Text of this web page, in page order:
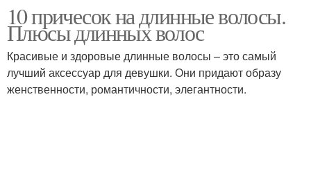
10 причесок на длинные волосы.
Плюсы длинных волос
Красивые и здоровые длинные волосы – это самый
лучший аксессуар для девушки. Они придают образу
женственности, романтичности, элегантности.